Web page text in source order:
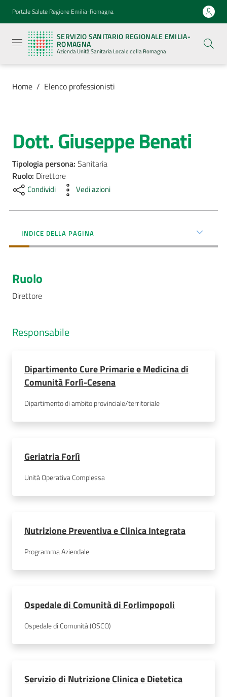
Vai al contenuto
Vai alla navigazione
Vai al footer
Portale Salute Regione Emilia-Romagna
SERVIZIO SANITARIO REGIONALE EMILIA-
ROMAGNA
Azienda Unità Sanitaria Locale della Romagna
Sanitario
Regionale
Emilia-
Romagna
Azienda
Sanitaria
Locale della
Azienda
Servizi
Luoghi
di
AUSL
Carta
Dedicato
Concorsi
Seguici
Home / Elenco professionisti
Salta al contenuto
Dott. Giuseppe Benati
Tipologia persona: Sanitaria
Ruolo: Direttore
Condividi Vedi azioni
INDICE DELLA PAGINA
Ruolo
Direttore
Responsabile
Dipartimento Cure Primarie e Medicina di
Comunità Forlì-Cesena
Dipartimento di ambito provinciale/territoriale
Geriatria Forlì
Unità Operativa Complessa
Nutrizione Preventiva e Clinica Integrata
Programma Aziendale
Ospedale di Comunità di Forlimpopoli
Ospedale di Comunità (OSCO)
Servizio di Nutrizione Clinica e Dietetica